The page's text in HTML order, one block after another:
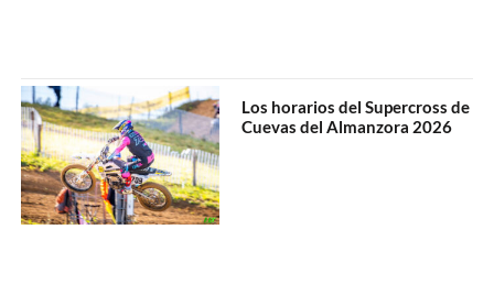
Los horarios del Supercross de
Cuevas del Almanzora 2026